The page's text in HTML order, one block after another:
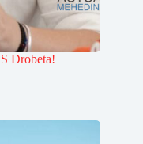
Drobeta!